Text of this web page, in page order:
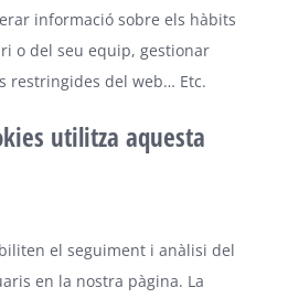
informació sobre els hàbits
o del seu equip, gestionar
restringides del web… Etc.
utilitza aquesta
el seguiment i anàlisi del
en la nostra pàgina. La